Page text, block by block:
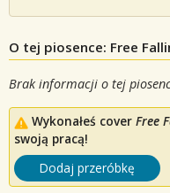
O tej piosence: Free
Brak informacji o tej
Wykonałeś cover Free
swoją pracą!
Dodaj przeróbkę